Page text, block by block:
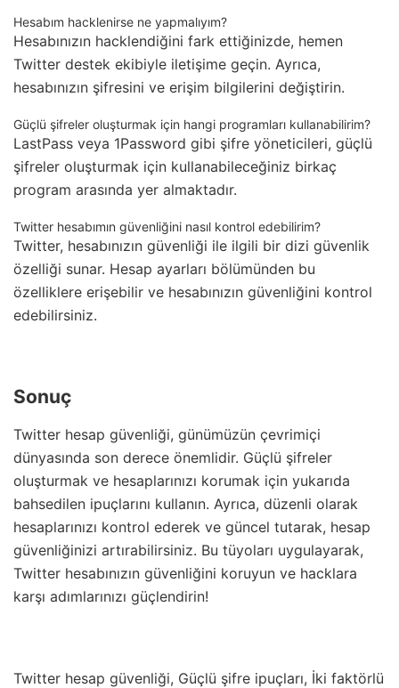
Hesabım hacklenirse ne yapmalıyım?
Hesabınızın hacklendiğini fark ettiğinizde, hemen
Twitter destek ekibiyle iletişime geçin. Ayrıca,
hesabınızın şifresini ve erişim bilgilerini değiştirin.
Güçlü şifreler oluşturmak için hangi programları kullanabilirim?
LastPass veya 1Password gibi şifre yöneticileri, güçlü
şifreler oluşturmak için kullanabileceğiniz birkaç
program arasında yer almaktadır.
Twitter hesabımın güvenliğini nasıl kontrol edebilirim?
Twitter, hesabınızın güvenliği ile ilgili bir dizi güvenlik
özelliği sunar. Hesap ayarları bölümünden bu
özelliklere erişebilir ve hesabınızın güvenliğini kontrol
edebilirsiniz.
Sonuç
Twitter hesap güvenliği, günümüzün çevrimiçi
dünyasında son derece önemlidir. Güçlü şifreler
oluşturmak ve hesaplarınızı korumak için yukarıda
bahsedilen ipuçlarını kullanın. Ayrıca, düzenli olarak
hesaplarınızı kontrol ederek ve güncel tutarak, hesap
güvenliğinizi artırabilirsiniz. Bu tüyoları uygulayarak,
Twitter hesabınızın güvenliğini koruyun ve hacklara
karşı adımlarınızı güçlendirin!
Twitter hesap güvenliği, Güçlü şifre ipuçları, İki faktörlü